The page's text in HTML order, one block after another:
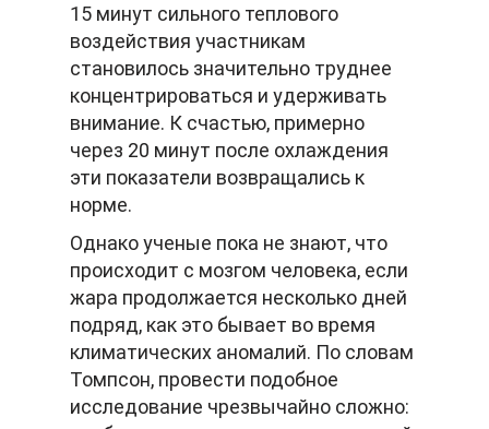
15 минут сильного теплового
воздействия участникам
становилось значительно труднее
концентрироваться и удерживать
внимание. К счастью, примерно
через 20 минут после охлаждения
эти показатели возвращались к
норме.
Однако ученые пока не знают, что
происходит с мозгом человека, если
жара продолжается несколько дней
подряд, как это бывает во время
климатических аномалий. По словам
Томпсон, провести подобное
исследование чрезвычайно сложно: